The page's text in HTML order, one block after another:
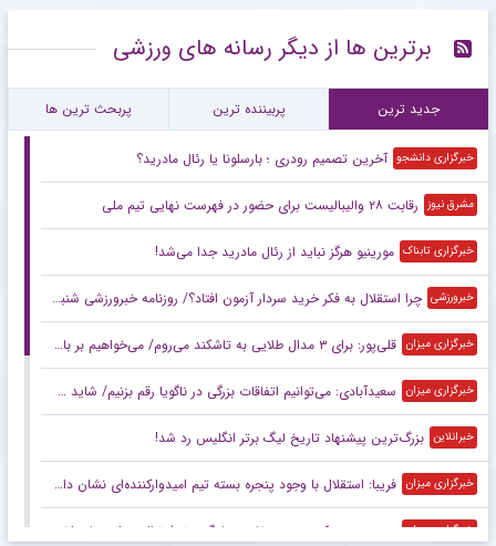
برترین ها از دیگر رسانه های ورزشی
جدید ترین پربیننده ترین پربحث ترین ها
خبرگزاری دانشجو آخرین تصمیم رودری ؛ بارسلونا یا رئال مادرید؟
مشرق نیوز رقابت ۲۸ والیبالیست برای حضور در فهرست نهایی تیم ملی
خبرگزاری تابناک مورینیو هرگز نباید از رئال مادرید جدا می‌شد!
خبرورزشی چرا استقلال به فکر خرید سردار آزمون افتاد؟/ روزنامه خبرورزشی شنبه را ببینید
خبرگزاری میزان قلی‌پور: برای ۳ مدال طلایی به تاشکند می‌روم/ می‌خواهیم بر بام آسیا بایستیم
خبرگزاری میزان سعیدآبادی: می‌توانیم اتفاقات بزرگی در ناگویا رقم بزنیم/ شاید حریفانم از سبک مبارزه من شگفت‌زده شوند
خبرانلاین بزرگ‌ترین پیشنهاد تاریخ لیگ برتر انگلیس رد شد!
خبرگزاری میزان فریبا: استقلال با وجود پنجره بسته تیم امیدوارکننده‌ای نشان داد/ لیگ امسال قابل پیش‌بینی نیست
خبرگزاری میزان بدون حتی یک سرمربی خارجی؛ لیگ برتر فوتبال در انحصار داخلی‌ها/ فصل آزمون مربیان ایرانی با چاشنی تکرار و فرصت طلایی